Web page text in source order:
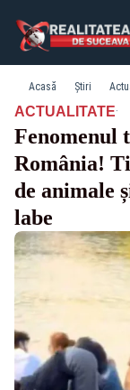
Acasă Știri
ACTUALITATE·
Fenomenul
România!
de animale
labe